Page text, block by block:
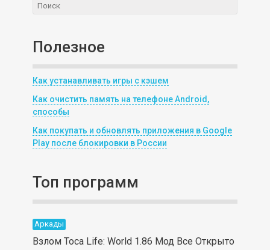
Полезное
Как устанавливать игры с кэшем
Как очистить память на телефоне Android,
способы
Как покупать и обновлять приложения в Google
Play после блокировки в России
Топ программ
Аркады
Взлом Toca Life: World 1.86 Мод Все Открыто